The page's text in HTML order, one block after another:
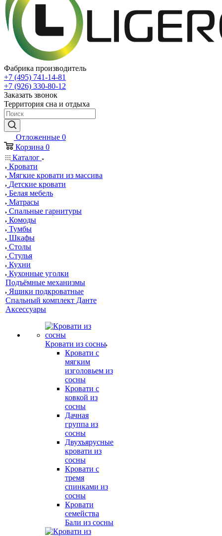
Фабрика производитель
+7 (495) 741-14-81
+7 (926) 330-80-12
Заказать звонок
Территория сна и отдыха
Отложенные 0
Корзина 0
Каталог
Кровати
Мягкие кровати из массива
Детские кровати
Белая мебель
Матрасы
Спальные гарнитуры
Комоды
Тумбы
Шкафы
Столы
Стулья
Кухни
Кухонные уголки
Подъёмные механизмы
Ящики подкроватные
Спальный комплект Данте
Аксессуары
Кровати из сосны
Кровати с
мягким
изголовьем из
сосны
Кровати с
ковкой из
сосны
Дачная
группа из
сосны
Двухъярусные
кровати из
сосны
Кровати с
тремя
спинками из
сосны
Кровати
семейства
Бали из сосны